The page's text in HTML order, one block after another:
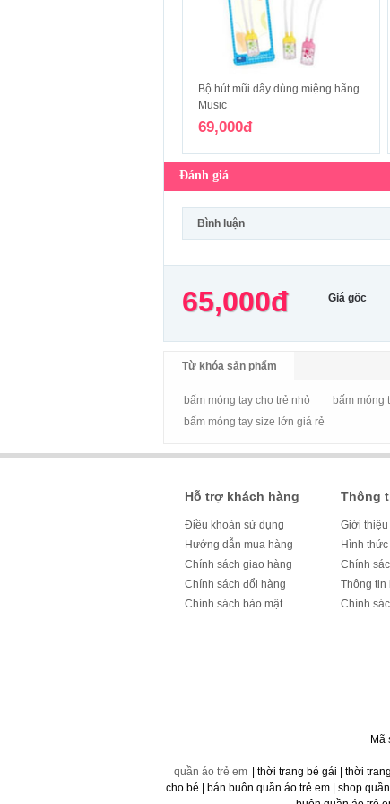
Bộ hút mũi dây dùng miệng hãng
Music
69,000đ
Đánh giá
Bình luận
65,000đ Giá gốc
Từ khóa sản phẩm
bấm móng tay cho trẻ nhỏ bấm móng
bấm móng tay size lớn giá rẻ
Hỗ trợ khách hàng
Điều khoản sử dụng
Hướng dẫn mua hàng
Chính sách giao hàng
Chính sách đổi hàng
Chính sách bảo mật
Thông
Giới
Hình
Chính
Thông tin
Chính
Mã
quần áo trẻ em
| thời trang bé gái | thời
cho bé | bán buôn quần áo trẻ em | shop